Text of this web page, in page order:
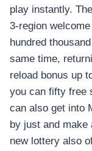
play instantly.
3-region
hundred
same time,
reload bonus up
you can fifty free
can also get into
by just and make
new lottery also